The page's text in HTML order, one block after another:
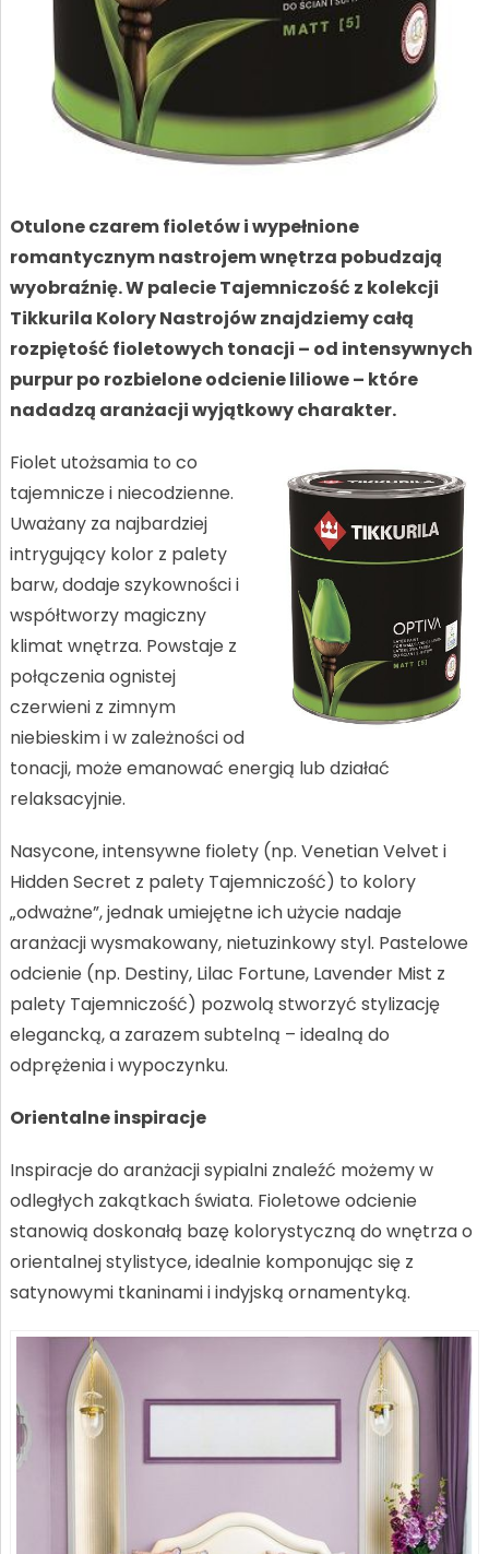
Otulone czarem fioletów i wypełnione
romantycznym nastrojem wnętrza pobudzają
wyobraźnię. W palecie Tajemniczość z kolekcji
Tikkurila Kolory Nastrojów znajdziemy całą
rozpiętość fioletowych tonacji – od intensywnych
purpur po rozbielone odcienie liliowe – które
nadadzą aranżacji wyjątkowy charakter.
Fiolet utożsamia to co
tajemnicze i niecodzienne.
Uważany za najbardziej
intrygujący kolor z palety
barw, dodaje szykowności i
współtworzy magiczny
klimat wnętrza. Powstaje z
połączenia ognistej
czerwieni z zimnym
niebieskim i w zależności od
tonacji, może emanować energią lub działać
relaksacyjnie.
Nasycone, intensywne fiolety (np. Venetian Velvet i
Hidden Secret z palety Tajemniczość) to kolory
„odważne”, jednak umiejętne ich użycie nadaje
aranżacji wysmakowany, nietuzinkowy styl. Pastelowe
odcienie (np. Destiny, Lilac Fortune, Lavender Mist z
palety Tajemniczość) pozwolą stworzyć stylizację
elegancką, a zarazem subtelną – idealną do
odprężenia i wypoczynku.
Orientalne inspiracje
Inspiracje do aranżacji sypialni znaleźć możemy w
odległych zakątkach świata. Fioletowe odcienie
stanowią doskonałą bazę kolorystyczną do wnętrza o
orientalnej stylistyce, idealnie komponując się z
satynowymi tkaninami i indyjską ornamentyką.